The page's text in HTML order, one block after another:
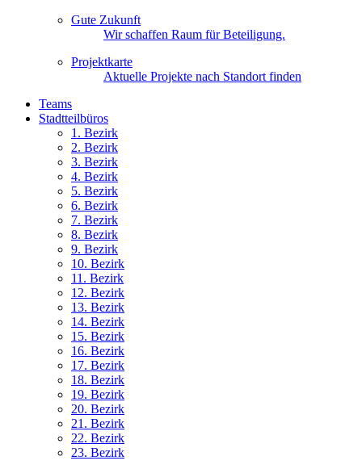
Gute Zukunft
Wir schaffen Raum für Beteiligung.
Projektkarte
Aktuelle Projekte nach Standort finden
Teams
Stadtteilbüros
1. Bezirk
2. Bezirk
3. Bezirk
4. Bezirk
5. Bezirk
6. Bezirk
7. Bezirk
8. Bezirk
9. Bezirk
10. Bezirk
11. Bezirk
12. Bezirk
13. Bezirk
14. Bezirk
15. Bezirk
16. Bezirk
17. Bezirk
18. Bezirk
19. Bezirk
20. Bezirk
21. Bezirk
22. Bezirk
23. Bezirk